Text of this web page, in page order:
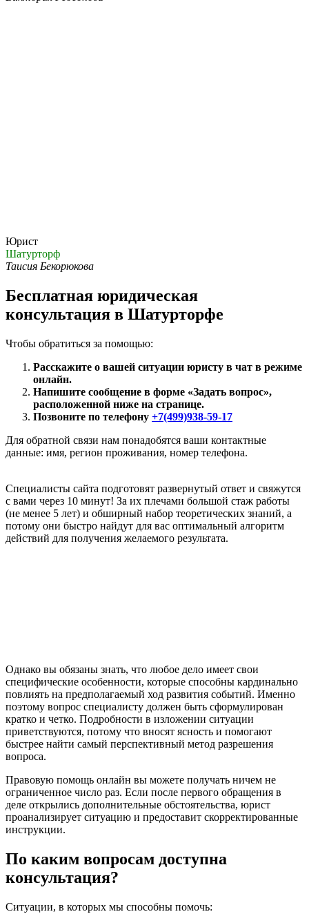
Юрист
Шатурторф
Таисия Бекорюкова
Бесплатная юридическая
консультация в Шатурторфе
Чтобы обратиться за помощью:
Расскажите о вашей ситуации юристу в чат в режиме
онлайн.
Напишите сообщение в форме «Задать вопрос»,
расположенной ниже на странице.
Позвоните по телефону +7(499)938-59-17
Для обратной связи нам понадобятся ваши контактные
данные: имя, регион проживания, номер телефона.
Специалисты сайта подготовят развернутый ответ и свяжутся
с вами через 10 минут! За их плечами большой стаж работы
(не менее 5 лет) и обширный набор теоретических знаний, а
потому они быстро найдут для вас оптимальный алгоритм
действий для получения желаемого результата.
Однако вы обязаны знать, что любое дело имеет свои
специфические особенности, которые способны кардинально
повлиять на предполагаемый ход развития событий. Именно
поэтому вопрос специалисту должен быть сформулирован
кратко и четко. Подробности в изложении ситуации
приветствуются, потому что вносят ясность и помогают
быстрее найти самый перспективный метод разрешения
вопроса.
Правовую помощь онлайн вы можете получать ничем не
ограниченное число раз. Если после первого обращения в
деле открылись дополнительные обстоятельства, юрист
проанализирует ситуацию и предоставит скорректированные
инструкции.
По каким вопросам доступна
консультация?
Ситуации, в которых мы способны помочь: